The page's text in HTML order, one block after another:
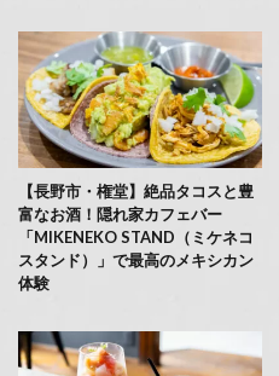
【長野市・権堂】絶品タコスと豊
富なお酒！隠れ家カフェバー
「MIKENEKO STAND（ミケネコ
スタンド）」で最高のメキシカン
体験